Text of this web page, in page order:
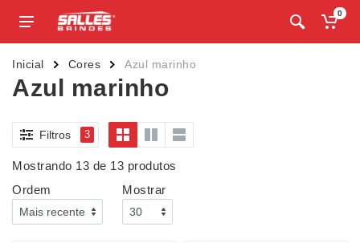
0
Inicial Cores Azul marinho
Azul marinho
Filtros 3
Mostrando 13 de 13 produtos
Ordem
Mostrar